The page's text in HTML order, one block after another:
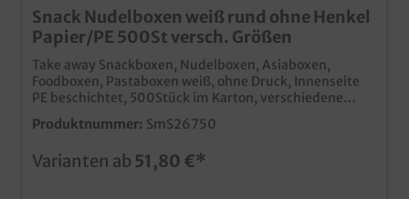
Snack Nudelboxen weiß rund ohne Henkel
Papier/PE 500St versch. Größen
Take away Snackboxen, Nudelboxen, Asiaboxen,
Foodboxen, Pastaboxen weiß, ohne Druck, Innenseite
PE beschichtet, 500Stück im Karton, verschiedene
Größen gemäß Auswahl 16oz/500ml; 26oz/750ml zur
Auswahl Heben Sie Ihren Lieferdienst oder Ihr Essen
Hochwertige Snackbox aus Hartpapier Runder Boden,
Produktnummer: SmS26750
Varianten ab 51,80 €*